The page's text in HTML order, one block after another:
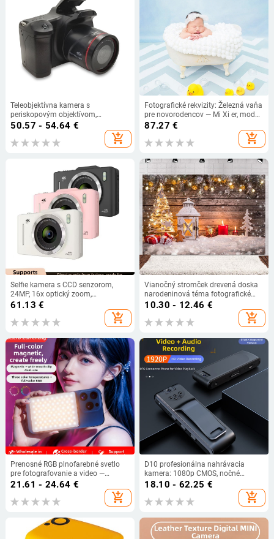
Teleobjektívna kamera s
periskopovým objektívom,
elektronická stabilizácia obrazu,
úložisko na SD kartu, AA batéria,
bez optického zoomu
50.57 - 54.64 €
add_shopping_cart
Fotografické rekvizity: Železná vaňa
pre novorodencov — Mi Xi er, model
Bathtub, materiál železo, určené pre
87.27 €
add_shopping_cart
Selfie kamera s CCD senzorom,
24MP, 16x optický zoom,
periskopový objektív, 2,8-palcový
61.13 €
add_shopping_cart
Vianočný stromček drevená doska
narodeninová téma fotografické
pozadie látka cezhraničná
exkluzívna dekorácia banner
Amazon
10.30 - 12.46 €
add_shopping_cart
Prenosné RGB plnofarebné svetlo
pre fotografovanie a video —
magnetické LED svetlo na držanie, s
3 farebnými teplotami, model ZC-
F06, 3,7V, menej ako 10W
21.61 - 24.64 €
add_shopping_cart
D10 profesionálna nahrávacia
kamera: 1080p CMOS, nočné
videnie, microSD úložisko, 12-
18.10 - 62.25 €
add_shopping_cart